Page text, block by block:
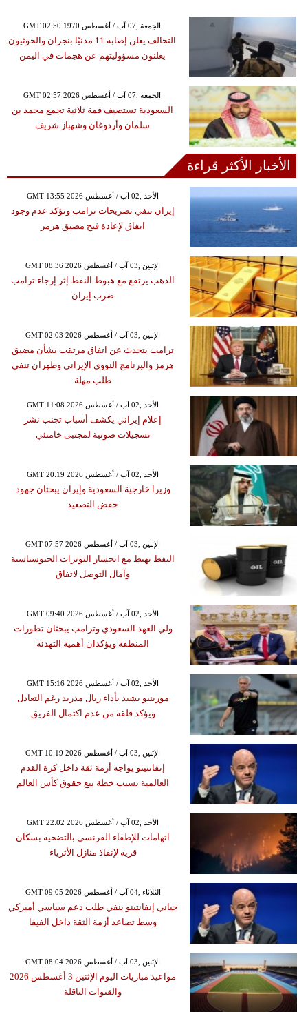
GMT 02:50 1970 الجمعة ,07 آب / أغسطس
التحالف يعلن إصابة 11 مدنيًا بنجران والحوثيون
يعلنون مسؤوليتهم عن هجمات في اليمن
GMT 02:57 2026 الجمعة ,07 آب / أغسطس
السعودية تستضيف قمة ثلاثية تجمع محمد بن
سلمان وأردوغان وشهباز شريف
الأخبار الأكثر قراءة
GMT 13:55 2026 الأحد ,02 آب / أغسطس
إيران تنفي تصريحات ترامب وتؤكد عدم وجود
اتفاق لإعادة فتح مضيق هرمز
GMT 08:36 2026 الإثنين ,03 آب / أغسطس
الذهب يرتفع مع هبوط النفط إثر إرجاء ترامب
ضرب إيران
GMT 02:03 2026 الإثنين ,03 آب / أغسطس
ترامب يتحدث عن اتفاق مرتقب بشأن مضيق
هرمز والبرنامج النووي الإيراني وطهران تنفي
طلب مهلة
GMT 11:08 2026 الأحد ,02 آب / أغسطس
إعلام إيراني يكشف أسباب تجنب نشر
تسجيلات صوتية لمجتبى خامنئي
GMT 20:19 2026 الأحد ,02 آب / أغسطس
وزيرا خارجية السعودية وإيران يبحثان جهود
خفض التصعيد
GMT 07:57 2026 الإثنين ,03 آب / أغسطس
النفط يهبط مع انحسار التوترات الجيوسياسية
وآمال التوصل لاتفاق
GMT 09:40 2026 الأحد ,02 آب / أغسطس
ولي العهد السعودي وترامب يبحثان تطورات
المنطقة ويؤكدان أهمية التهدئة
GMT 15:16 2026 الأحد ,02 آب / أغسطس
مورينيو يشيد بأداء ريال مدريد رغم التعادل
ويؤكد قلقه من عدم اكتمال الفريق
GMT 10:19 2026 الإثنين ,03 آب / أغسطس
إنفانتينو يواجه أزمة ثقة داخل كرة القدم
العالمية بسبب خطة بيع حقوق كأس العالم
GMT 22:02 2026 الأحد ,02 آب / أغسطس
اتهامات للإطفاء الفرنسي بالتضحية بسكان
قرية لإنقاذ منازل الأثرياء
GMT 09:05 2026 الثلاثاء ,04 آب / أغسطس
جياني إنفانتينو ينفي طلب دعم سياسي أميركي
وسط تصاعد أزمة الثقة داخل الفيفا
GMT 08:04 2026 الإثنين ,03 آب / أغسطس
مواعيد مباريات اليوم الإثنين 3 أغسطس 2026
والقنوات الناقلة